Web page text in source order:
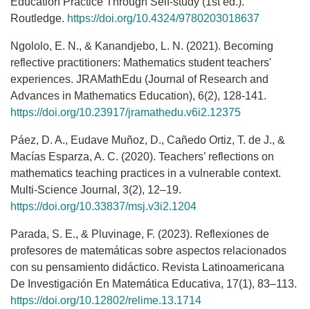
Routledge. https://doi.org/10.4324/9780203018637
Ngololo, E. N., & Kanandjebo, L. N. (2021). Becoming
reflective practitioners: Mathematics student teachers'
experiences. JRAMathEdu (Journal of Research and
Advances in Mathematics Education), 6(2), 128-141.
https://doi.org/10.23917/jramathedu.v6i2.12375
Páez, D. A., Eudave Muñoz, D., Cañedo Ortiz, T. de J., &
Macías Esparza, A. C. (2020). Teachers’ reflections on
mathematics teaching practices in a vulnerable context.
Multi-Science Journal, 3(2), 12–19.
https://doi.org/10.33837/msj.v3i2.1204
Parada, S. E., & Pluvinage, F. (2023). Reflexiones de
profesores de matemáticas sobre aspectos relacionados
con su pensamiento didáctico. Revista Latinoamericana
De Investigación En Matemática Educativa, 17(1), 83–113.
https://doi.org/10.12802/relime.13.1714